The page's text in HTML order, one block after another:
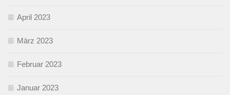
April 2023
März 2023
Februar 2023
Januar 2023